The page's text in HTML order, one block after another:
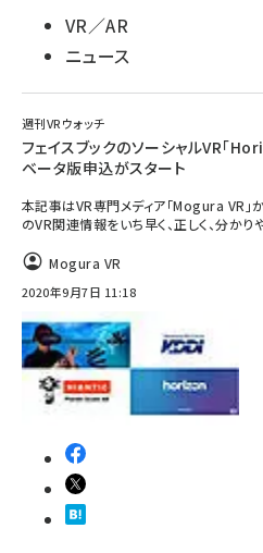
VR／AR
ニュース
週刊VRウォッチ
フェイスブックのソーシャルVR「
ベータ版申込がスタート
本記事はVR専門メディア「Mogura VR」
のVR関連情報をいち早く、正しく、分かり
Mogura VR
2020年9月7日 11:18